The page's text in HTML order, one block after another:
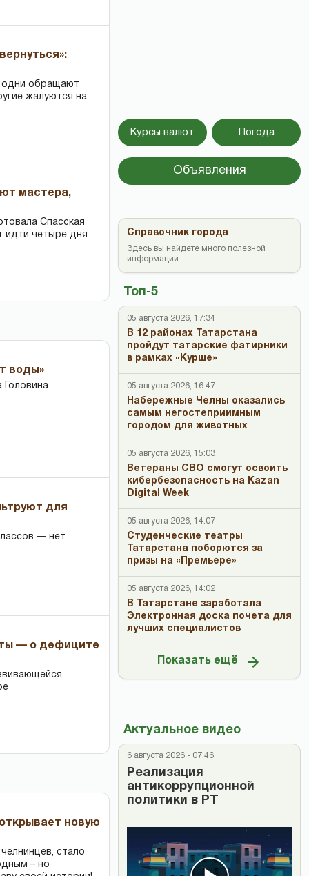
одни обращают
жалуются на
мастера,
Спасская
идти четыре дня
воды»
для
— нет
— о дефиците
новую
стало
– но
Курсы валют Погода
Объявления
Топ-5
05 августа 2026, 17:34
В 12 районах Татарстана
пройдут татарские фатирники
в рамках «Курше»
05 августа 2026, 16:47
Набережные Челны оказались
самым негостеприимным
городом для животных
05 августа 2026, 15:03
Ветераны СВО смогут освоить
кибербезопасность на Kazan
Digital Week
05 августа 2026, 14:07
Студенческие театры
Татарстана поборются за
призы на «Премьере»
05 августа 2026, 14:02
В Татарстане заработала
Электронная доска почета для
лучших специалистов
Показать ещё
Актуальное видео
6 августа 2026 - 07:46
Реализация
антикоррупционной
политики в РТ
Справочник города
Здесь вы найдете много полезной
информации